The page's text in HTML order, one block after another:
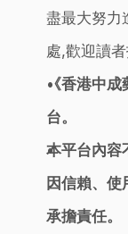
盡最大努力
處,歡迎讀者
《香港中成
台。
本平台內容
因信賴、
承擔責任。